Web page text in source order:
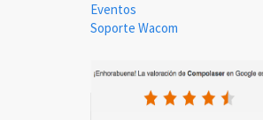
Eventos
Soporte Wacom